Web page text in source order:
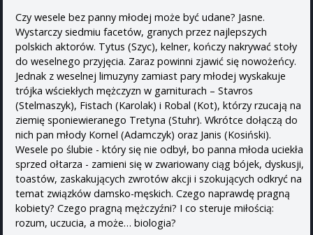
Czy wesele bez panny młodej może być udane? Jasne.
Wystarczy siedmiu facetów, granych przez najlepszych
polskich aktorów. Tytus (Szyc), kelner, kończy nakrywać stoły
do weselnego przyjęcia. Zaraz powinni zjawić się nowożeńcy.
Jednak z weselnej limuzyny zamiast pary młodej wyskakuje
trójka wściekłych mężczyzn w garniturach – Stavros
(Stelmaszyk), Fistach (Karolak) i Robal (Kot), którzy rzucają na
ziemię sponiewieranego Tretyna (Stuhr). Wkrótce dołączą do
nich pan młody Kornel (Adamczyk) oraz Janis (Kosiński).
Wesele po ślubie - który się nie odbył, bo panna młoda uciekła
sprzed ołtarza - zamieni się w zwariowany ciąg bójek, dyskusji,
toastów, zaskakujących zwrotów akcji i szokujących odkryć na
temat związków damsko-męskich. Czego naprawdę pragną
kobiety? Czego pragną mężczyźni? I co steruje miłością:
rozum, uczucia, a może… biologia?